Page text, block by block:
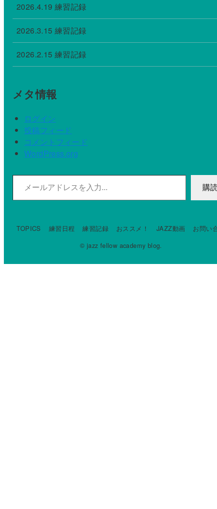
2026.4.19 練習記録
2026.3.15 練習記録
2026.2.15 練習記録
メタ情報
ログイン
投稿フィード
コメントフィード
WordPress.org
メールアドレスを入力...
購
TOPICS 練習日程 練習記録 おススメ！ JAZZ動画
お問い
© jazz fellow academy blog.